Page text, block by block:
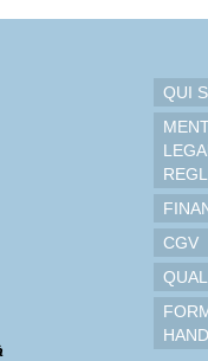
QUI
CGV